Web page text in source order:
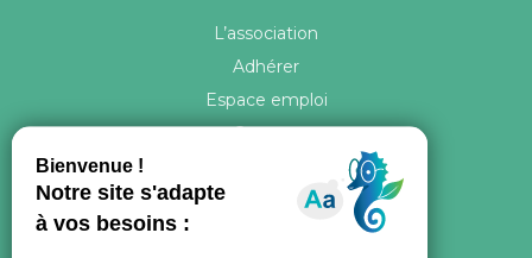
L’association
Adhérer
Espace emploi
Contact